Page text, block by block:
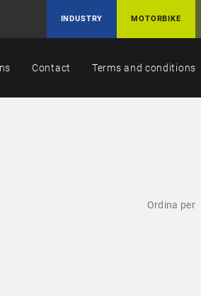
INDUSTRY MOTORBIKE
Contact Terms and conditions
Ordina per